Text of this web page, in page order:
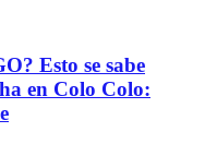
Esto se sabe
en Colo Colo: